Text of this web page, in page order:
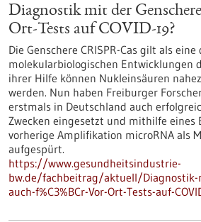
Diagnostik mit der
Ort-Tests auf COVID-19?
Die Genschere CRISPR-Cas gilt als
molekularbiologischen Entwicklungen
ihrer Hilfe können Nukleinsäuren
werden. Nun haben Freiburger
erstmals in Deutschland auch
Zwecken eingesetzt und mithilfe eines
vorherige Amplifikation microRNA als
aufgespürt.
https://www.gesundheitsindustrie-
bw.de/fachbeitrag/aktuell/Diagnostik-
auch-f%C3%BCr-Vor-Ort-Tests-auf-